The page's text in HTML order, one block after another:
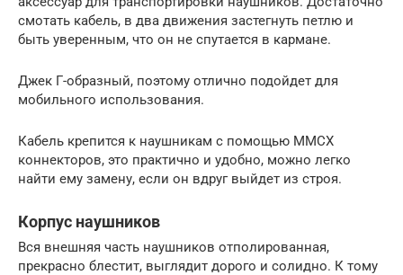
смотать кабель, в два движения застегнуть петлю и
быть уверенным, что он не спутается в кармане.
Джек Г-образный, поэтому отлично подойдет для
мобильного использования.
Кабель крепится к наушникам с помощью MMCX
коннекторов, это практично и удобно, можно легко
найти ему замену, если он вдруг выйдет из строя.
Корпус наушников
Вся внешняя часть наушников отполированная,
прекрасно блестит, выглядит дорого и солидно. К тому